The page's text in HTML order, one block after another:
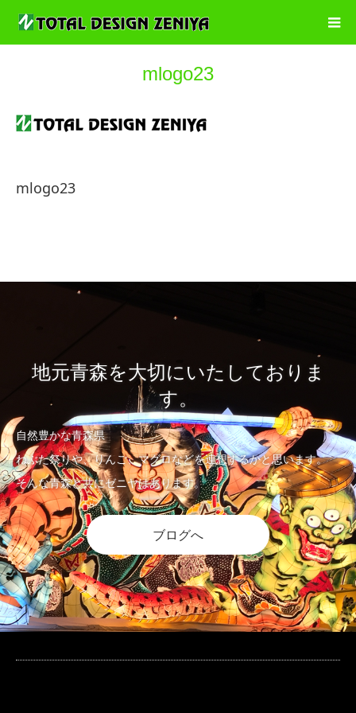
mlogo23
mlogo23
地元青森を大切にいたしておりま
す。
自然豊かな青森県
ねぶた祭りや、りんご、マグロなどを連想するかと思います。
そんな青森と共にゼニヤはあります。
ブログへ